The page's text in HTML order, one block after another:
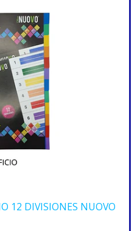
12 DIVISIONES NUOVO